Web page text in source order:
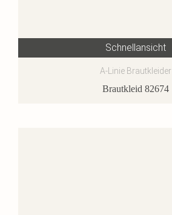
Schnellansicht
A-Linie Brautkleider
Brautkleid 82674